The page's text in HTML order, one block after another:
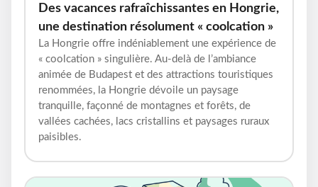
Des vacances rafraîchissantes en Hongrie,
une destination résolument « coolcation »
La Hongrie offre indéniablement une expérience de
« coolcation » singulière. Au-delà de l’ambiance
animée de Budapest et des attractions touristiques
renommées, la Hongrie dévoile un paysage
tranquille, façonné de montagnes et forêts, de
vallées cachées, lacs cristallins et paysages ruraux
paisibles.